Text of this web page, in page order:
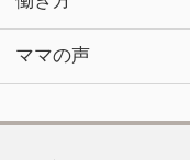
ママの声